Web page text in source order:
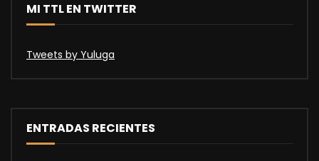
MI TTL EN TWITTER
Tweets by Yuluga
ENTRADAS RECIENTES